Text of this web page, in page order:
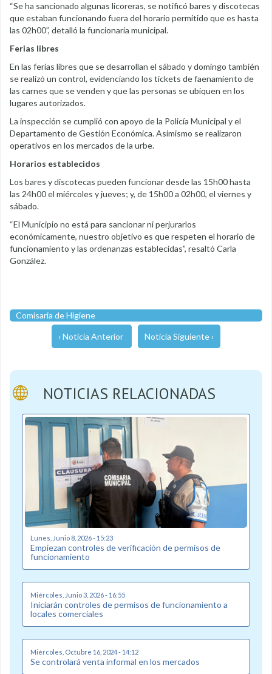
“Se ha sancionado algunas licoreras, se notificó bares y discotecas
que estaban funcionando fuera del horario permitido que es hasta
las 02h00”, detalló la funcionaria municipal.
Ferias libres
En las ferias libres que se desarrollan el sábado y domingo también
se realizó un control, evidenciando los tickets de faenamiento de
las carnes que se venden y que las personas se ubiquen en los
lugares autorizados.
La inspección se cumplió con apoyo de la Policía Municipal y el
Departamento de Gestión Económica. Asimismo se realizaron
operativos en los mercados de la urbe.
Horarios establecidos
Los bares y discotecas pueden funcionar desde las 15h00 hasta
las 24h00 el miércoles y jueves; y, de 15h00 a 02h00, el viernes y
sábado.
“El Municipio no está para sancionar ni perjurarlos
económicamente, nuestro objetivo es que respeten el horario de
funcionamiento y las ordenanzas establecidas”, resaltó Carla
González.
Comisaria de Higiene
‹ Noticia Anterior Noticia Siguiente ›
NOTICIAS RELACIONADAS
Lunes, Junio 8, 2026 - 15:23
Empiezan controles de verificación de permisos de
funcionamiento
Miércoles, Junio 3, 2026 - 16:55
Iniciarán controles de permisos de funcionamiento a
locales comerciales
Miércoles, Octubre 16, 2024 - 14:12
Se controlará venta informal en los mercados